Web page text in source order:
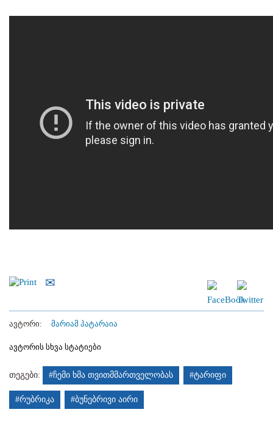
ავტორი: მარიამ პატარაია
ავტორის სხვა სტატიები
თეგები: #ჩემი ხმა თვითმმართველობას #ტარიფი
#რუბრიკა #ბუნებრივი აირი